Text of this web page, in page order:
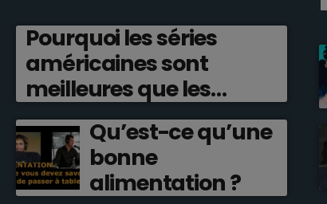
Pourquoi les séries
américaines sont
meilleures que les
françaises ?
Qu’est-ce qu’une
bonne
alimentation ?